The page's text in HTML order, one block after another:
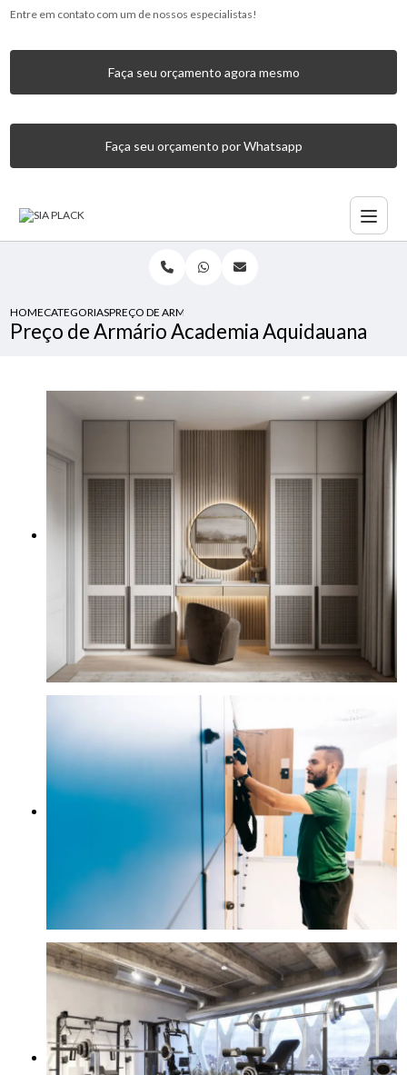
Entre em contato com um de nossos especialistas!
Faça seu orçamento agora mesmo
Faça seu orçamento por Whatsapp
HOMECATEGORIASPREÇO DE ARMÁRIO ACADEMIA AQUIDAUANA
Preço de Armário Academia Aquidauana